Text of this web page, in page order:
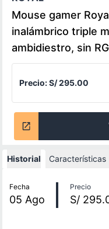
Mouse gamer
inalámbrico triple
ambidiestro, sin
Precio:S/ 295.00
Historial Características
Fecha
05 Ago
Precio
S/